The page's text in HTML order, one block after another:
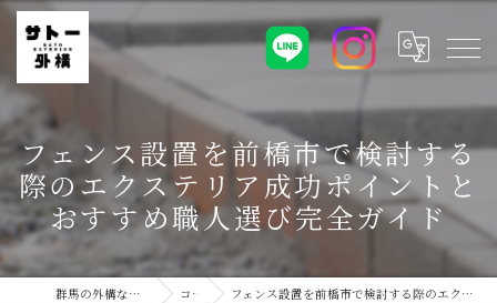
フェンス設置を前橋市で検討する
際のエクステリア成功ポイントと
おすすめ職人選び完全ガイド
群馬の外構ならサトー外構株式会社 コラム フェンス設置を前橋市で検討する際のエクステリア成功ポイントとおすすめ職人選び完全ガイド